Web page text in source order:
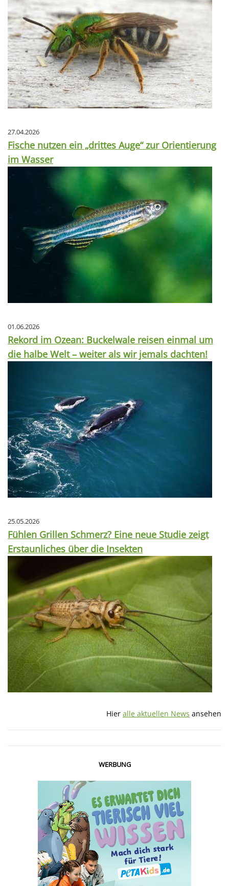
27.04.2026
Fische nutzen ein „drittes Auge“ zur Orientierung
im Wasser
01.06.2026
Rekord im Ozean: Buckelwale reisen einmal um
die halbe Welt – weiter als wir jemals dachten!
25.05.2026
Fühlen Grillen Schmerz? Eine neue Studie zeigt
Erstaunliches über die Insekten
Hier alle aktuellen News ansehen
WERBUNG